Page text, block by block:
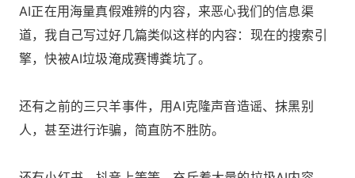
AI正在用海量真假难辨的内容，来恶心我们的信息渠
道，我自己写过好几篇类似这样的内容： 现在的搜索引
擎，快被AI垃圾淹成赛博粪坑了。
还有之前的三只羊事件，用AI克隆声音造谣、抹黑别
人，甚至进行诈骗，简直防不胜防。